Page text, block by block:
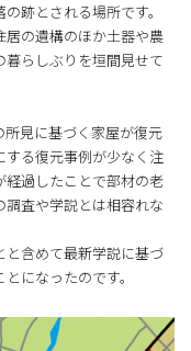
跡とされる場所です。
居の遺構のほか土器や農
らしぶりを垣間見せて
見に基づく家屋が復元
する復元事例が少なく注
経過したことで部材の老
査や学説とは相容れな
含めて最新学説に基づ
になったのです。